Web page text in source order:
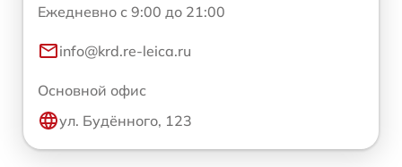
Ежедневно с 9:00 до 21:00
info@krd.re-leica.ru
Основной офис
ул. Будённого, 123